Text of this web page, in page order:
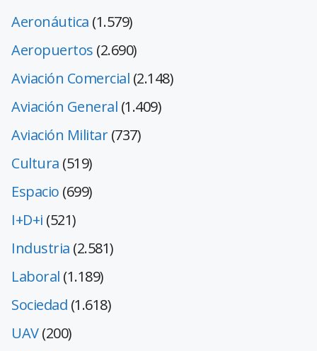
Aeronáutica (1.579)
Aeropuertos (2.690)
Aviación Comercial (2.148)
Aviación General (1.409)
Aviación Militar(737)
Cultura (519)
Espacio (699)
I+D+i (521)
Industria (2.581)
Laboral (1.189)
Sociedad (1.618)
UAV(200)